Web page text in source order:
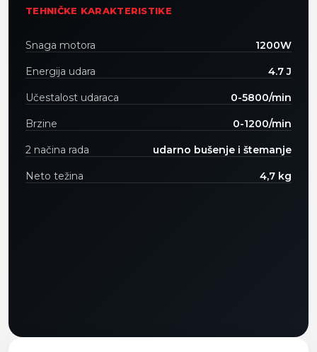
TEHNIČKE KARAKTERISTIKE
Snaga motora 1200W
Energija udara 4.7 J
Učestalost udaraca 0-5800/min
Brzine 0-1200/min
2 načina rada udarno bušenje i štemanje
Neto težina 4,7 kg